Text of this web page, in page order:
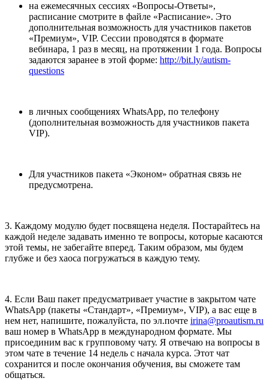
на ежемесячных сессиях «Вопросы-Ответы»,
расписание смотрите в файле «Расписание». Это
дополнительная возможность для участников пакетов
«Премиум», VIP. Сессии проводятся в формате
вебинара, 1 раз в месяц, на протяжении 1 года. Вопросы
задаются заранее в этой форме: http://bit.ly/autism-
questions
в личных сообщениях WhatsApp, по телефону
(дополнительная возможность для участников пакета
VIP).
Для участников пакета «Эконом» обратная связь не
предусмотрена.
3. Каждому модулю будет посвящена неделя. Постарайтесь на
каждой неделе задавать именно те вопросы, которые касаются
этой темы, не забегайте вперед. Таким образом, мы будем
глубже и без хаоса погружаться в каждую тему.
4. Если Ваш пакет предусматривает участие в закрытом чате
WhatsApp (пакеты «Стандарт», «Премиум», VIP), а вас еще в
нем нет, напишите, пожалуйста, по эл.почте irina@proautism.ru
ваш номер в WhatsApp в международном формате. Мы
присоединим вас к групповому чату. Я отвечаю на вопросы в
этом чате в течение 14 недель с начала курса. Этот чат
сохранится и после окончания обучения, вы сможете там
общаться.